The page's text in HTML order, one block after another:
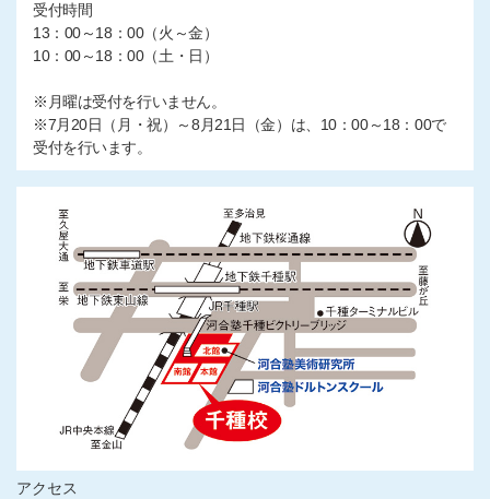
受付時間
13：00～18：00（火～金）
10：00～18：00（土・日）
※月曜は受付を行いません。
※7月20日（月・祝）～8月21日（金）は、10：00～18：00で
受付を行います。
アクセス